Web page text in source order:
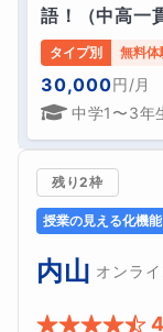
語！（中高一
タイプ別 無料体
30,000円/月
中学1〜3年
残り2枠
授業の見える化機能
内山 オンラ